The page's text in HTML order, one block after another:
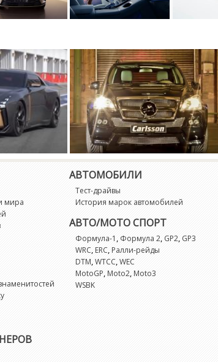
GT-R50
Обзор автомобиля Carlsson
CGL45
мира
АВТОМОБИЛИ
Тест-драйвы
История марок автомобилей
АВТО/МОТО СПОРТ
Формула-1 , Формула 2, GP2, GP3
WRC,ERC,Ралли-рейды
DTM,WTCC,WEC
MotoGP,Moto2,Moto3
WSBK